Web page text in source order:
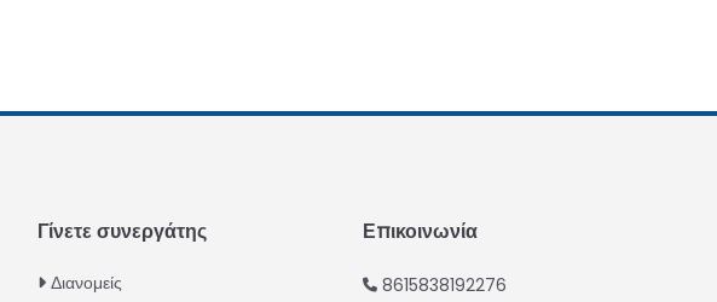
Γίνετε συνεργάτης
Διανομείς
Επικοινωνία
8615838192276
Hindi